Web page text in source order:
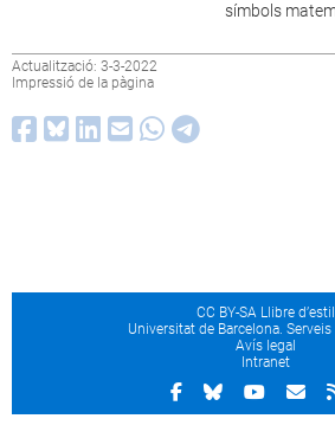
símbols
Actualització: 3-3-2022
Impressió de la pàgina
CC BY-SA Llibre d’estil
Universitat de Barcelona.
Avís legal
Intranet